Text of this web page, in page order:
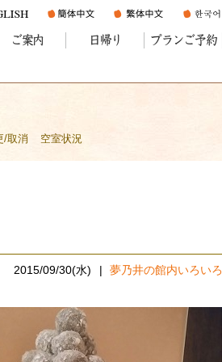
ご案内 日帰り プランご予約
/取消 空室状況
2015/09/30(水) 夢乃井の館内いろいろ